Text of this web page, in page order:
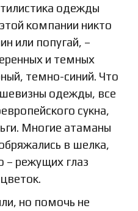
одежды
компании никто
или попугай, –
и темных
темно-синий. Что
одежды, все
сукна,
Многие атаманы
в шелка,
– режущих глаз
но помочь не